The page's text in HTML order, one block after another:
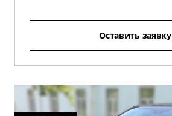
Оставить заявку